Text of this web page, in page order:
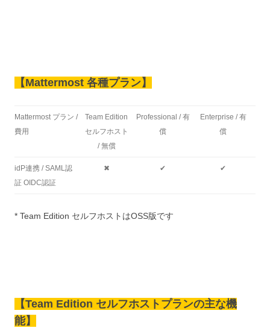
【Mattermost 各種プラン】
Mattermost プラン /
費用
Team Edition
セルフホスト
/ 無償
Professional / 有
償
Enterprise / 有
償
idP連携 / SAML認
証 OIDC認証
✖ ✔ ✔
* Team Edition セルフホストはOSS版です
【Team Edition セルフホストプランの主な機
能】